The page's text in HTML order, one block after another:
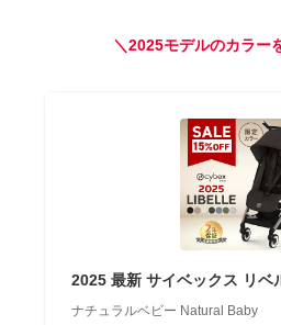
＼2025モデルのカラー
2025 最新 サイベックス リベ
ナチュラルベビー Natural Baby